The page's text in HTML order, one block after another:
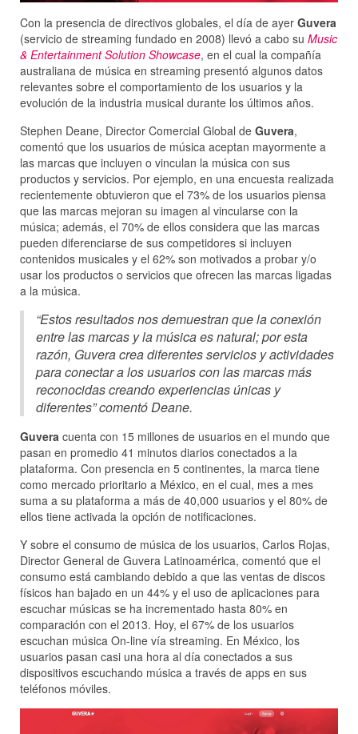
Con la presencia de directivos globales, el día de ayer Guvera
(servicio de streaming fundado en 2008) llevó a cabo su Music
& Entertainment Solution Showcase, en el cual la compañía
australiana de música en streaming presentó algunos datos
relevantes sobre el comportamiento de los usuarios y la
evolución de la industria musical durante los últimos años.
Stephen Deane, Director Comercial Global de Guvera,
comentó que los usuarios de música aceptan mayormente a
las marcas que incluyen o vinculan la música con sus
productos y servicios. Por ejemplo, en una encuesta realizada
recientemente obtuvieron que el 73% de los usuarios piensa
que las marcas mejoran su imagen al vincularse con la
música; además, el 70% de ellos considera que las marcas
pueden diferenciarse de sus competidores si incluyen
contenidos musicales y el 62% son motivados a probar y/o
usar los productos o servicios que ofrecen las marcas ligadas
a la música.
“Estos resultados nos demuestran que la conexión
entre las marcas y la música es natural; por esta
razón, Guvera crea diferentes servicios y actividades
para conectar a los usuarios con las marcas más
reconocidas creando experiencias únicas y
diferentes” comentó Deane.
Guvera cuenta con 15 millones de usuarios en el mundo que
pasan en promedio 41 minutos diarios conectados a la
plataforma. Con presencia en 5 continentes, la marca tiene
como mercado prioritario a México, en el cual, mes a mes
suma a su plataforma a más de 40,000 usuarios y el 80% de
ellos tiene activada la opción de notificaciones.
Y sobre el consumo de música de los usuarios, Carlos Rojas,
Director General de Guvera Latinoamérica, comentó que el
consumo está cambiando debido a que las ventas de discos
físicos han bajado en un 44% y el uso de aplicaciones para
escuchar músicas se ha incrementado hasta 80% en
comparación con el 2013. Hoy, el 67% de los usuarios
escuchan música On-line vía streaming. En México, los
usuarios pasan casi una hora al día conectados a sus
dispositivos escuchando música a través de apps en sus
teléfonos móviles.